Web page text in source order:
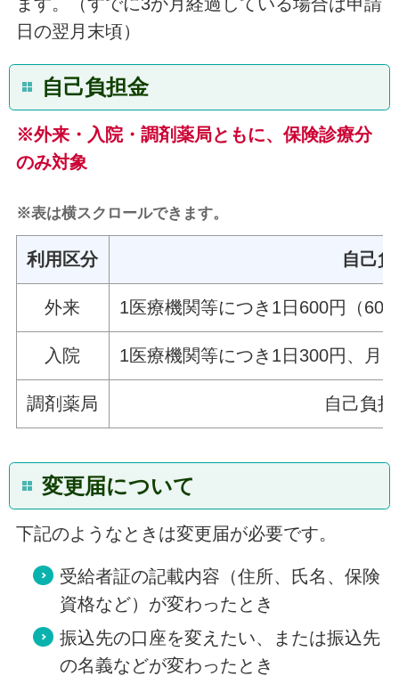
日の翌月末頃）
自己負担金
※外来・入院・調剤薬局ともに、保険診療分
のみ対象
※表は横スクロールできます。
利用区分 自己
外来 1医療機関等につき1日600円（
入院 1医療機関等につき1日300円、月
調剤薬局 自己負
変更届について
下記のようなときは変更届が必要です。
受給者証の記載内容（住所、氏名、保険
資格など）が変わったとき
振込先の口座を変えたい、または振込先
の名義などが変わったとき